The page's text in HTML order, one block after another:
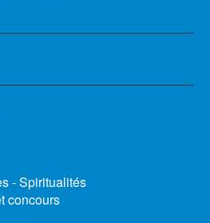
- Spiritualités
concours